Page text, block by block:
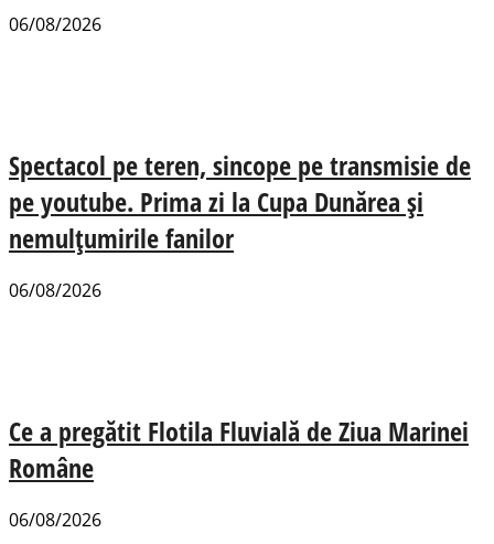
06/08/2026
Spectacol pe teren, sincope pe transmisie de
pe youtube. Prima zi la Cupa Dunărea și
nemulțumirile fanilor
06/08/2026
Ce a pregătit Flotila Fluvială de Ziua Marinei
Române
06/08/2026